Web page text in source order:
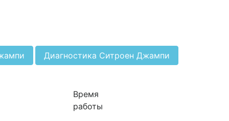
Диагностика Ситроен Джампи
Время
работы